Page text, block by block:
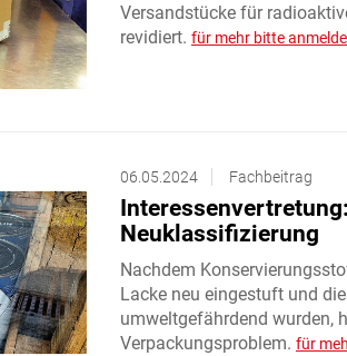
Versandstücke für
revidiert. für mehr bitte
06.05.2024 Fachbeitrag
Neuklassifizierung
Nachdem
Lacke neu eingestuft und
umweltgefährdend wurden,
Verpackungsproblem. für